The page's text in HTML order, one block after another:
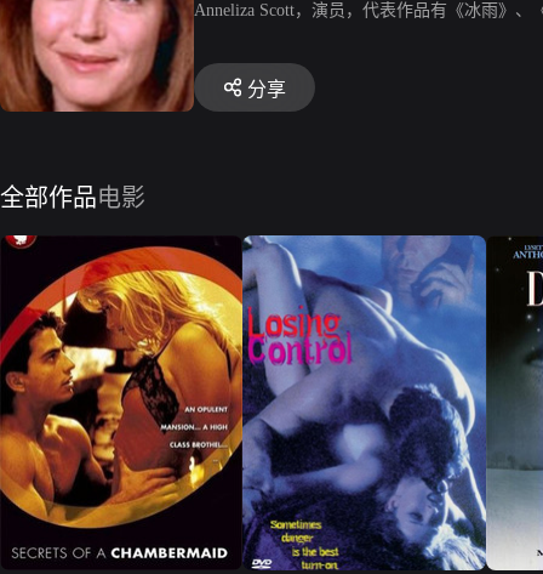
Anneliza Scott，演员，代表作品有《冰雨》
分享
全部作品电影